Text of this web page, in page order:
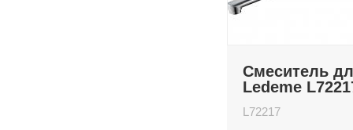
Смеситель
Ledeme
L72217